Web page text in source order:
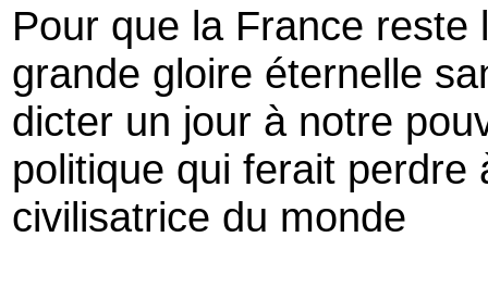
Pour que la France
grande gloire éternelle
dicter un jour à notre
politique qui ferait
civilisatrice du monde